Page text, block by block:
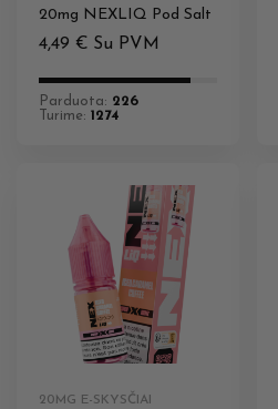
20mg NEXLIQ Pod Salt
4,49 € Su PVM
Parduota: 226
Turime: 1274
20MG E-SKYSČIAI